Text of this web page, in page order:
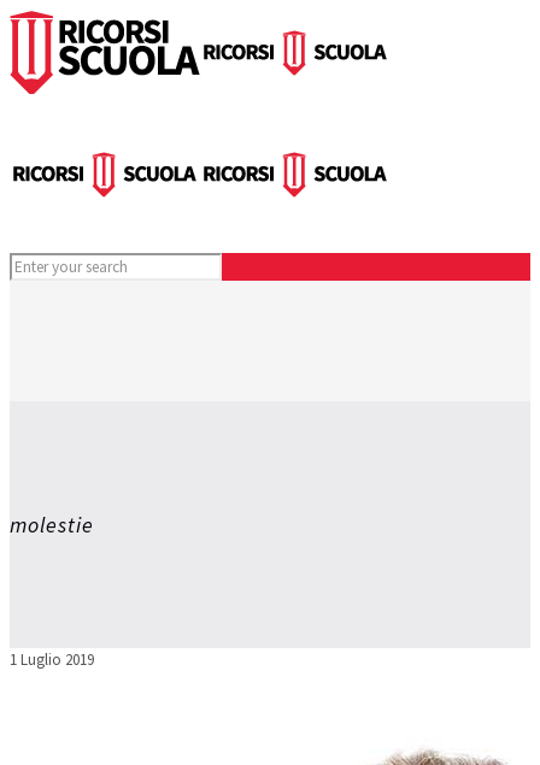
molestie
1 Luglio 2019